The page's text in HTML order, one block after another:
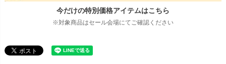
今だけの特別価格アイテムはこちら
※対象商品はセール会場にてご確認ください